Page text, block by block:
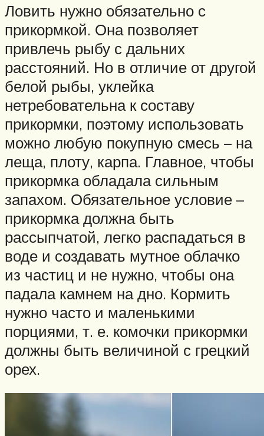
Ловить нужно обязательно с
прикормкой. Она позволяет
привлечь рыбу с дальних
расстояний. Но в отличие от другой
белой рыбы, уклейка
нетребовательна к составу
прикормки, поэтому использовать
можно любую покупную смесь – на
леща, плоту, карпа. Главное, чтобы
прикормка обладала сильным
запахом. Обязательное условие –
прикормка должна быть
рассыпчатой, легко распадаться в
воде и создавать мутное облачко
из частиц и не нужно, чтобы она
падала камнем на дно. Кормить
нужно часто и маленькими
порциями, т. е. комочки прикормки
должны быть величиной с грецкий
орех.